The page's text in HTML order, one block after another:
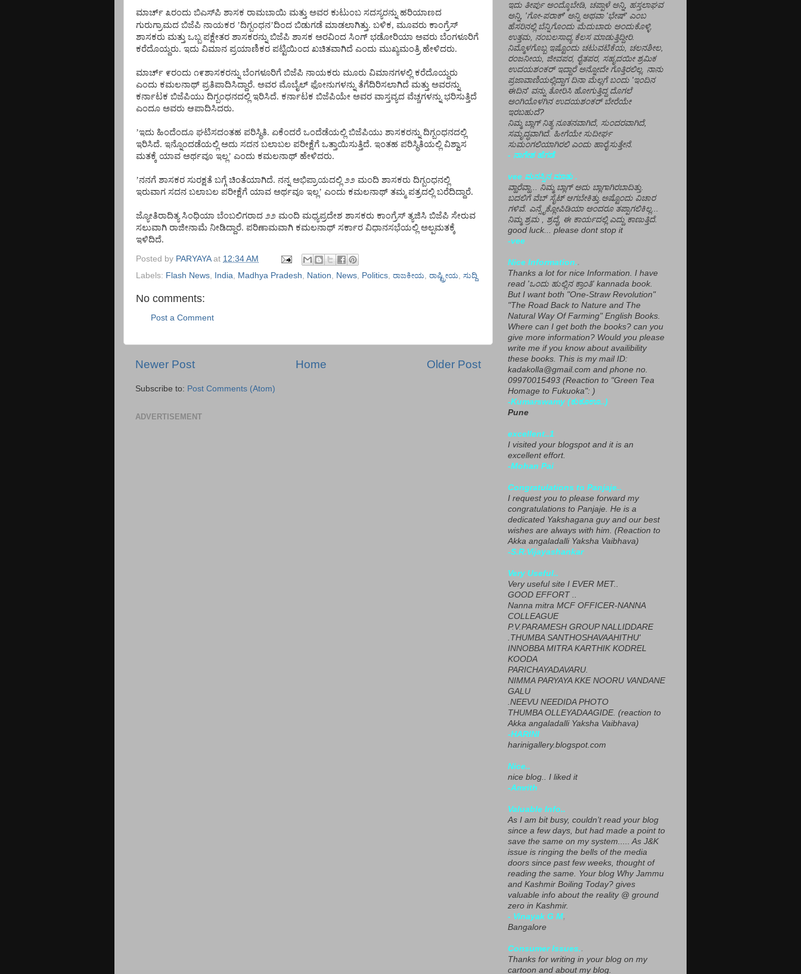
ಮಾರ್ಚ್ ೩ರಂದು ಬಿಎಸ್ಪಿ ಶಾಸಕ ರಾಮಬಾಯಿ ಮತ್ತು ಅವರ ಕುಟುಂಬ ಸದಸ್ಯರನ್ನು ಹರಿಯಾಣದ
ಗುರುಗ್ರಾಮದ ಬಿಜೆಪಿ ನಾಯಕರ ’ದಿಗ್ಬಂಧನ’ದಿಂದ ಬಿಡುಗಡೆ ಮಾಡಲಾಗಿತ್ತು. ಬಳಿಕ, ಮೂವರು ಕಾಂಗ್ರೆಸ್
ಶಾಸಕರು ಮತ್ತು ಒಬ್ಬ ಪಕ್ಷೇತರ ಶಾಸಕರನ್ನು ಬಿಜೆಪಿ ಶಾಸಕ ಅರವಿಂದ ಸಿಂಗ್ ಭಡೋರಿಯಾ ಅವರು ಬೆಂಗಳೂರಿಗೆ
ಕರೆದೊಯ್ದರು. ಇದು ವಿಮಾನ ಪ್ರಯಾಣಿಕರ ಪಟ್ಟಿಯಿಂದ ಖಚಿತವಾಗಿದೆ ಎಂದು ಮುಖ್ಯಮಂತ್ರಿ ಹೇಳಿದರು.
ಮಾರ್ಚ್ ೯ರಂದು ೧೯ಶಾಸಕರನ್ನು ಬೆಂಗಳೂರಿಗೆ ಬಿಜೆಪಿ ನಾಯಕರು ಮೂರು ವಿಮಾನಗಳಲ್ಲಿ ಕರೆದೊಯ್ದರು
ಎಂದು ಕಮಲನಾಥ್ ಪ್ರತಿಪಾದಿಸಿದ್ದಾರೆ. ಅವರ ಮೊಬೈಲ್ ಫೋನುಗಳನ್ನು ತೆಗೆದಿರಿಸಲಾಗಿದೆ ಮತ್ತು ಅವರನ್ನು
ಕರ್ನಾಟಕ ಬಿಜೆಪಿಯು ದಿಗ್ಬಂಧನದಲ್ಲಿ ಇರಿಸಿದೆ. ಕರ್ನಾಟಕ ಬಿಜೆಪಿಯೇ ಅವರ ವಾಸ್ತವ್ಯದ ವೆಚ್ಚಗಳನ್ನು ಭರಿಸುತ್ತಿದೆ
ಎಂದೂ ಅವರು ಆಪಾದಿಸಿದರು.
’ಇದು ಹಿಂದೆಂದೂ ಘಟಿಸದಂತಹ ಪರಿಸ್ಥಿತಿ. ಏಕೆಂದರೆ ಒಂದೆಡೆಯಲ್ಲಿ ಬಿಜೆಪಿಯು ಶಾಸಕರನ್ನು ದಿಗ್ಬಂಧನದಲ್ಲಿ
ಇರಿಸಿದೆ. ಇನ್ನೊಂದಡೆಯಲ್ಲಿ ಅದು ಸದನ ಬಲಾಬಲ ಪರೀಕ್ಷೆಗೆ ಒತ್ತಾಯಿಸುತ್ತಿದೆ. ಇಂತಹ ಪರಿಸ್ಥಿತಿಯಲ್ಲಿ ವಿಶ್ವಾಸ
ಮತಕ್ಕೆ ಯಾವ ಅರ್ಥವೂ ಇಲ್ಲ’ ಎಂದು ಕಮಲನಾಥ್ ಹೇಳಿದರು.
’ನನಗೆ ಶಾಸಕರ ಸುರಕ್ಷತೆ ಬಗ್ಗೆ ಚಿಂತೆಯಾಗಿದೆ. ನನ್ನ ಅಭಿಪ್ರಾಯದಲ್ಲಿ ೨೨ ಮಂದಿ ಶಾಸಕರು ದಿಗ್ಬಂಧನಲ್ಲಿ
ಇರುವಾಗ ಸದನ ಬಲಾಬಲ ಪರೀಕ್ಷೆಗೆ ಯಾವ ಅರ್ಥವೂ ಇಲ್ಲ’ ಎಂದು ಕಮಲನಾಥ್ ತಮ್ಮ ಪತ್ರದಲ್ಲಿ ಬರೆದಿದ್ದಾರೆ.
ಜ್ಯೋತಿರಾದಿತ್ಯ ಸಿಂಧಿಯಾ ಬೆಂಬಲಿಗರಾದ ೨೨ ಮಂದಿ ಮಧ್ಯಪ್ರದೇಶ ಶಾಸಕರು ಕಾಂಗ್ರೆಸ್ ತ್ಯಜಿಸಿ ಬಿಜೆಪಿ ಸೇರುವ
ಸಲುವಾಗಿ ರಾಜೀನಾಮೆ ನೀಡಿದ್ದಾರೆ. ಪರಿಣಾಮವಾಗಿ ಕಮಲನಾಥ್ ಸರ್ಕಾರ ವಿಧಾನಸಭೆಯಲ್ಲಿ ಅಲ್ಪಮತಕ್ಕೆ
ಇಳಿದಿದೆ.
Posted by PARYAYA at 12:34 AM
Labels: Flash News India Madhya Pradesh Nation News Politics ರಾಜಕೀಯ ರಾಷ್ಟ್ರೀಯ ಸುದ್ದಿ
No comments:
Post a Comment
Newer Post Older Post
Home
Subscribe to: Post Comments (Atom)
ADVERTISEMENT
ಇದು ತೀರ್ಪು ಅಂದ್ಕೊಬೇಡಿ, ಚಪ್ಪಾಳೆ ಅನ್ನಿ, ಹಸ್ತಲಾಘವ
ಅನ್ನಿ, 'ಗೋ-ಪರಾಕ್' ಅನ್ನಿ ಅಥವಾ 'ಭೇಷ್' ಎಂಬ
ಹೆಸರಿನಲ್ಲಿ ಬೆನ್ನಿಗೊಂದು ಮೆದುಬಾರು ಅಂದುಕೊಳ್ಳಿ.
ಉತ್ತಮ, ನಂಬಲಸಾಧ್ಯ ಕೆಲಸ ಮಾಡುತ್ತಿದ್ದೀರಿ.
ನಿಮ್ಮೊಳಗೊಬ್ಬ ಇಷ್ಟೊಂದು ಚಟುವಟಿಕೆಯ, ಚಲನಶೀಲ,
ರಂಜನೀಯ, ಜೀವಪರ, ರೈತಪರ, ಸಹೃದಯೀ ಶ್ರಮಿಕ
ಉದಯಶಂಕರ್ ಇದ್ದಾರೆ ಅನ್ನೋದೇ ಗೊತ್ತಿರಲಿಲ್ಲ. ನಾನು
ಪ್ರಜಾವಾಣಿಯಲ್ಲಿದ್ದಾಗ ದಿನಾ ಮೆಲ್ಲಗೆ ಬಂದು 'ಇಂದಿನ
ಈದಿನ' ವನ್ನು ತೋರಿಸಿ ಹೋಗುತ್ತಿದ್ದ ದೊಗಲೆ
ಅಂಗಿಯೊಳಗಿನ ಉದಯಶಂಕರ್ ಬೇರೆಯೇ
ಇರಬಹುದೆ?
ನಿಮ್ಮ ಬ್ಲಾಗ್ ನಿತ್ಯ ನೂತನವಾಗಿದೆ, ಸುಂದರವಾಗಿದೆ,
ಸಮೃದ್ಧವಾಗಿದೆ. ಹೀಗೆಯೇ ಸುದೀರ್ಘ
ಸುಮಂಗಲಿಯಾಗಿರಲಿ ಎಂದು ಹಾರೈಸುತ್ತೇನೆ.
- ನಾಗೇಶ ಹೆಗಡೆ
vee ಮನಸ್ಸಿನ ಮಾತು .
ವ್ಹಾರೆವ್ಹಾ... ನಿಮ್ಮ ಬ್ಲಾಗ್ ಅದು ಬ್ಲಾಗಾಗಿರಬಾದಿತ್ತು.
ಬದಲಿಗೆ ವೆಬ್ ಸೈಟ್ ಆಗಬೇಕಿತ್ತು.ಅಷ್ಟೊಂದು ವಿಚಾರ
ಗಳಿವೆ. ಎನ್ಸೈಕ್ಲೋಪಿಡಿಯಾ ಅಂದರೂ ತಪ್ಪಾಗಲಿಕಿಲ್ಲ...
ನಿಮ್ಮ ಶ್ರಮ , ಶ್ರದ್ಧೆ, ಈ ಕಾರ್ಯದಲ್ಲಿ ಎದ್ದು ಕಾಣುತ್ತಿದೆ.
good luck... please dont stop it
-vee
Nice Information..
Thanks a lot for nice Information. I have
read 'ಒಂದು ಹುಲ್ಲಿನ ಕ್ರಾಂತಿ' kannada book.
But I want both "One-Straw Revolution"
"The Road Back to Nature and The
Natural Way Of Farming" English Books.
Where can I get both the books? can you
give more information? Would you please
write me if you know about availibility
these books. This is my mail ID:
kadakolla@gmail.com and phone no.
09970015493 (Reaction to "Green Tea
Homage to Fukuoka": )
-Kumarswamy (ಕುಕೂಊ..)
Pune
excellent..1
I visited your blogspot and it is an
excellent effort.
-Mohan Pai
Congratulations to Panjaje..
I request you to please forward my
congratulations to Panjaje. He is a
dedicated Yakshagana guy and our best
wishes are always with him. (Reaction to
Akka angaladalli Yaksha Vaibhava)
-S.R.Vijayashankar
Very Useful..
Very useful site I EVER MET..
GOOD EFFORT ..
Nanna mitra MCF OFFICER-NANNA
COLLEAGUE
P.V.PARAMESH GROUP NALLIDDARE
.THUMBA SANTHOSHAVAAHITHU'
INNOBBA MITRA KARTHIK KODREL
KOODA
PARICHAYADAVARU.
NIMMA PARYAYA KKE NOORU VANDANE
GALU
.NEEVU NEEDIDA PHOTO
THUMBA OLLEYADAAGIDE. (reaction to
Akka angaladalli Yaksha Vaibhava)
-HARINI
harinigallery.blogspot.com
Nice..
nice blog.. I liked it
-Amrith
Valuable Info..
As I am bit busy, couldn’t read your blog
since a few days, but had made a point to
save the same on my system..... As J&K
issue is ringing the bells of the media
doors since past few weeks, thought of
reading the same. Your blog Why Jammu
and Kashmir Boiling Today? gives
valuable info about the reality @ ground
zero in Kashmir.
- Vinayak G M,
Bangalore
Consumer Issues..
Thanks for writing in your blog on my
cartoon and about my blog.